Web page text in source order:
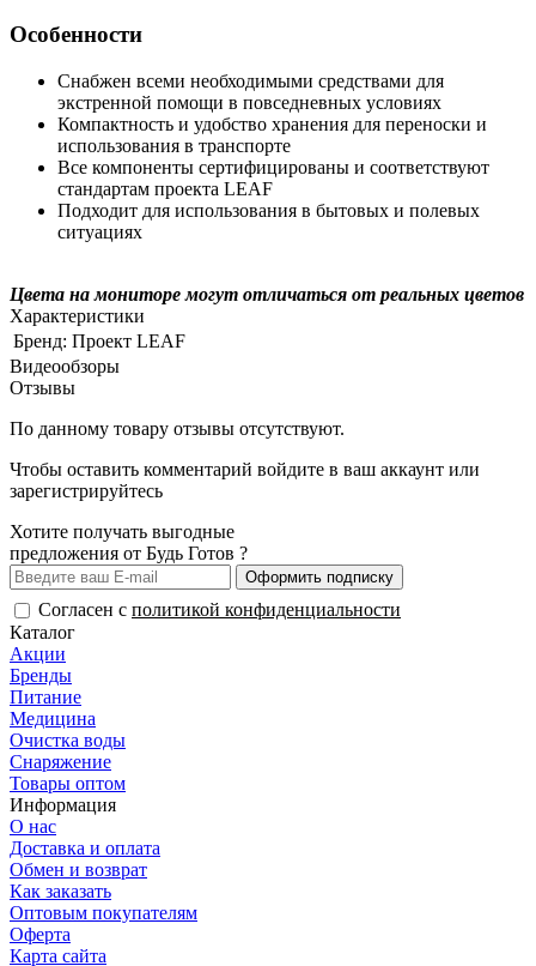
Особенности
Снабжен всеми необходимыми средствами для
экстренной помощи в повседневных условиях
Компактность и удобство хранения для переноски и
использования в транспорте
Все компоненты сертифицированы и соответствуют
стандартам проекта LEAF
Подходит для использования в бытовых и полевых
ситуациях
Цвета на мониторе могут отличаться от реальных цветов
Характеристики
Бренд: Проект LEAF
Видеообзоры
Отзывы
По данному товару отзывы отсутствуют.
Чтобы оставить комментарий войдите в ваш аккаунт или
зарегистрируйтесь
Хотите получать выгодные
предложения от Будь Готов ?
Оформить подписку
Согласен с политикой конфиденциальности
Каталог
Акции
Бренды
Питание
Медицина
Очистка воды
Снаряжение
Товары оптом
Информация
О нас
Доставка и оплата
Обмен и возврат
Как заказать
Оптовым покупателям
Оферта
Карта сайта